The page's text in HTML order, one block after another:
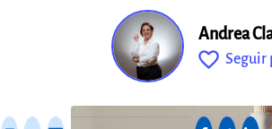
Andrea
favorite_outline Seguir
fixo